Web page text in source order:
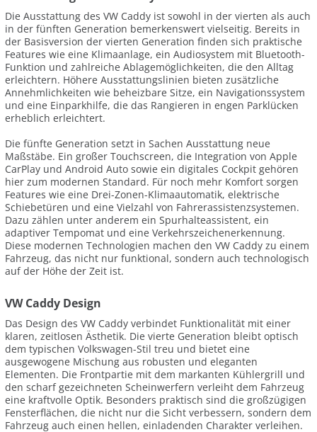
Die Ausstattung des VW Caddy ist sowohl in der vierten als auch
in der fünften Generation bemerkenswert vielseitig. Bereits in
der Basisversion der vierten Generation finden sich praktische
Features wie eine Klimaanlage, ein Audiosystem mit Bluetooth-
Funktion und zahlreiche Ablagemöglichkeiten, die den Alltag
erleichtern. Höhere Ausstattungslinien bieten zusätzliche
Annehmlichkeiten wie beheizbare Sitze, ein Navigationssystem
und eine Einparkhilfe, die das Rangieren in engen Parklücken
erheblich erleichtert.
Die fünfte Generation setzt in Sachen Ausstattung neue
Maßstäbe. Ein großer Touchscreen, die Integration von Apple
CarPlay und Android Auto sowie ein digitales Cockpit gehören
hier zum modernen Standard. Für noch mehr Komfort sorgen
Features wie eine Drei-Zonen-Klimaautomatik, elektrische
Schiebetüren und eine Vielzahl von Fahrerassistenzsystemen.
Dazu zählen unter anderem ein Spurhalteassistent, ein
adaptiver Tempomat und eine Verkehrszeichenerkennung.
Diese modernen Technologien machen den VW Caddy zu einem
Fahrzeug, das nicht nur funktional, sondern auch technologisch
auf der Höhe der Zeit ist.
VW Caddy Design
Das Design des VW Caddy verbindet Funktionalität mit einer
klaren, zeitlosen Ästhetik. Die vierte Generation bleibt optisch
dem typischen Volkswagen-Stil treu und bietet eine
ausgewogene Mischung aus robusten und eleganten
Elementen. Die Frontpartie mit dem markanten Kühlergrill und
den scharf gezeichneten Scheinwerfern verleiht dem Fahrzeug
eine kraftvolle Optik. Besonders praktisch sind die großzügigen
Fensterflächen, die nicht nur die Sicht verbessern, sondern dem
Fahrzeug auch einen hellen, einladenden Charakter verleihen.